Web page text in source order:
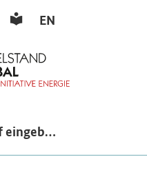
LEICHTE SPRACHE
EN